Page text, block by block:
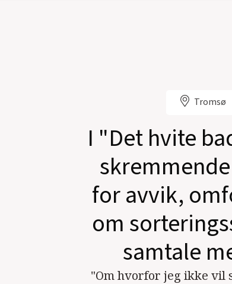
Tromsø
I "Det hvite
for avvik,
om
samtale
"Om hvorfor jeg ikke vil